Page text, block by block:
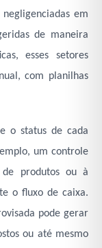
em
de maneira
esses setores
com planilhas
o status de cada
um controle
produtos ou à
o fluxo de caixa.
pode gerar
ou até mesmo